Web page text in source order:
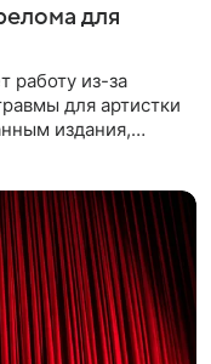
для
работу из-за
для артистки
издания,